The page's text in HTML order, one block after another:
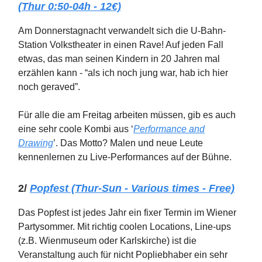
(Thur 0:50-04h - 12€)
Am Donnerstagnacht verwandelt sich die U-Bahn-
Station Volkstheater in einen Rave! Auf jeden Fall
etwas, das man seinen Kindern in 20 Jahren mal
erzählen kann - “als ich noch jung war, hab ich hier
noch geraved”.
Für alle die am Freitag arbeiten müssen, gib es auch
eine sehr coole Kombi aus ‘Performance and
Drawing’. Das Motto? Malen und neue Leute
kennenlernen zu Live-Performances auf der Bühne.
2/ Popfest (Thur-Sun - Various times - Free)
Das Popfest ist jedes Jahr ein fixer Termin im Wiener
Partysommer. Mit richtig coolen Locations, Line-ups
(z.B. Wienmuseum oder Karlskirche) ist die
Veranstaltung auch für nicht Popliebhaber ein sehr